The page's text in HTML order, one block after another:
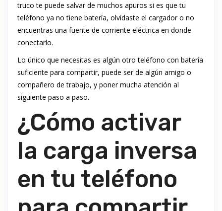
truco te puede salvar de muchos apuros si es que tu
teléfono ya no tiene batería, olvidaste el cargador o no
encuentras una fuente de corriente eléctrica en donde
conectarlo.
Lo único que necesitas es algún otro teléfono con batería
suficiente para compartir, puede ser de algún amigo o
compañero de trabajo, y poner mucha atención al
siguiente paso a paso.
¿Cómo activar
la carga inversa
en tu teléfono